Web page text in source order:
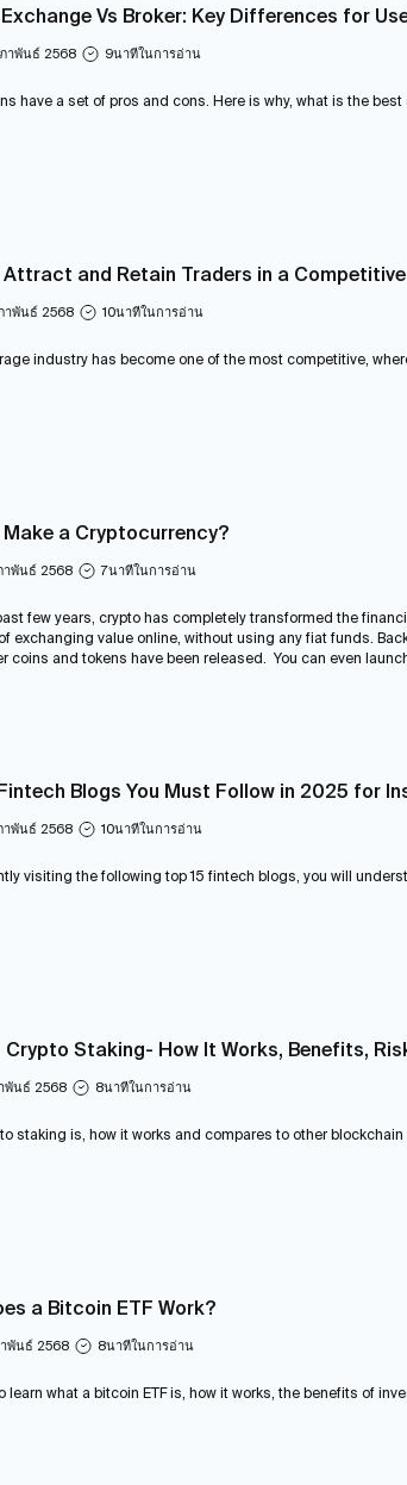
าพันธ์ 2568 9นาทีในการอ่าน
Vs Broker: Key Differences for
have a set of pros and cons. Here is why, what is the
าพันธ์ 2568 10นาทีในการอ่าน
Attract and Retain Traders in a
industry has become one of the most competitive,
าพันธ์ 2568 7นาทีในการอ่าน
Make a Cryptocurrency?
few years, crypto has completely transformed the
exchanging value online, without using any fiat funds.
coins and tokens have been released. You can even
าพันธ์ 2568 10นาทีในการอ่าน
Fintech Blogs You Must Follow in 2025 for
visiting the following top 15 fintech blogs, you will
พันธ์ 2568 8นาทีในการอ่าน
Crypto Staking- How It Works, Benefits,
staking is, how it works and compares to other
พันธ์ 2568 8นาทีในการอ่าน
a Bitcoin ETF Work?
learn what a bitcoin ETF is, how it works, the benefits of